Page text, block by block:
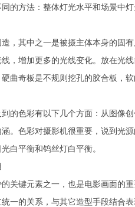
的方法：整体灯光水平和场景中
，其中之一是被摄主体本身的固
，增加更多的光线变化。放在光
曲奇板是不规则挖孔的胶合板，
的色彩有以下几个方面：从图像
。色彩对摄影机很重要，说到光
白平衡和钨丝灯白平衡。
关键元素之一，也是电影画面的
一的关系，与其它造型手段结合